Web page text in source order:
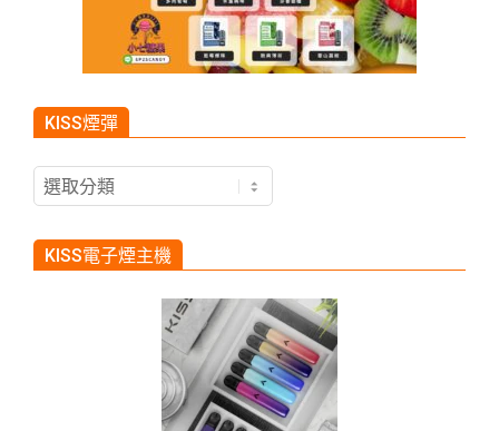
KISS煙彈
KISS
煙
KISS電子煙主機